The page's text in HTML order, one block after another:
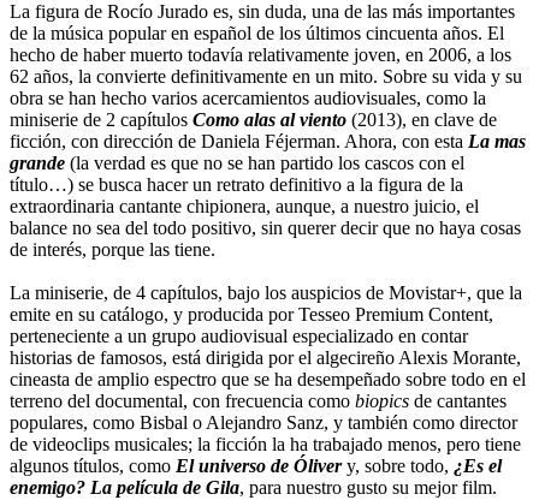
La figura de Rocío Jurado es, sin duda, una de las más importantes
de la música popular en español de los últimos cincuenta años. El
hecho de haber muerto todavía relativamente joven, en 2006, a los
62 años, la convierte definitivamente en un mito. Sobre su vida y su
obra se han hecho varios acercamientos audiovisuales, como la
miniserie de 2 capítulos Como alas al viento (2013), en clave de
ficción, con dirección de Daniela Féjerman. Ahora, con esta La mas
grande (la verdad es que no se han partido los cascos con el
título…) se busca hacer un retrato definitivo a la figura de la
extraordinaria cantante chipionera, aunque, a nuestro juicio, el
balance no sea del todo positivo, sin querer decir que no haya cosas
de interés, porque las tiene.
La miniserie, de 4 capítulos, bajo los auspicios de Movistar+, que la
emite en su catálogo, y producida por Tesseo Premium Content,
perteneciente a un grupo audiovisual especializado en contar
historias de famosos, está dirigida por el algecireño Alexis Morante,
cineasta de amplio espectro que se ha desempeñado sobre todo en el
terreno del documental, con frecuencia como biopics de cantantes
populares, como Bisbal o Alejandro Sanz, y también como director
de videoclips musicales; la ficción la ha trabajado menos, pero tiene
algunos títulos, como El universo de Ólivery, sobre todo, ¿Es el
enemigo? La película de Gila, para nuestro gusto su mejor film.